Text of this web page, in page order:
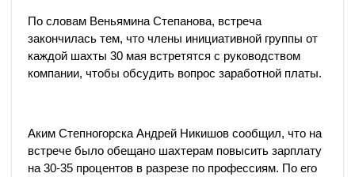
По словам Веньямина Степанова, встреча
закончилась тем, что члены инициативной группы от
каждой шахты 30 мая встретятся с руководством
компании, чтобы обсудить вопрос заработной платы.
Аким Степногорска Андрей Никишов сообщил, что на
встрече было обещано шахтерам повысить зарплату
на 30-35 процентов в разрезе по профессиям. По его